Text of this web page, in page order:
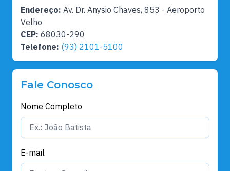
Endereço: Av. Dr. Anysio Chaves, 853 - Aeroporto
Velho
CEP: 68030-290
Telefone: (93) 2101-5100
Fale Conosco
Nome Completo
E-mail